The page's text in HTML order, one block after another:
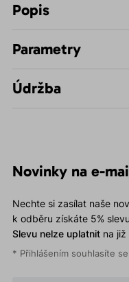
Popis
Parametry
Údržba
Novinky na e-
Nechte si zasílat naše
k odběru získáte 5%
Slevu nelze uplatnitna již
* Přihlášením souhlasíte se